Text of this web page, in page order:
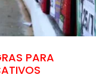
PARA